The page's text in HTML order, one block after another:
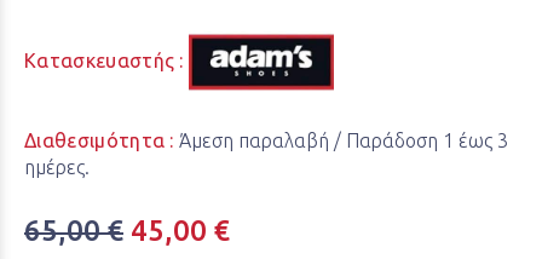
Κατασκευαστής :
Διαθεσιμότητα :Άμεση παραλαβή / Παράδoση 1 έως 3
ημέρες.
65,00 € 45,00 €